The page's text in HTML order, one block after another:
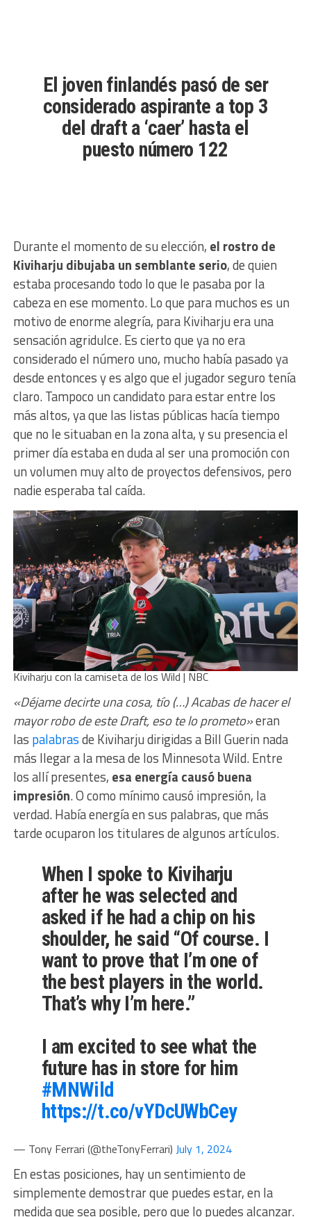
El joven finlandés pasó de ser
considerado aspirante a top 3
del draft a ‘caer’ hasta el
puesto número 122
Durante el momento de su elección, el rostro de
Kiviharju dibujaba un semblante serio, de quien
estaba procesando todo lo que le pasaba por la
cabeza en ese momento. Lo que para muchos es un
motivo de enorme alegría, para Kiviharju era una
sensación agridulce. Es cierto que ya no era
considerado el número uno, mucho había pasado ya
desde entonces y es algo que el jugador seguro tenía
claro. Tampoco un candidato para estar entre los
más altos, ya que las listas públicas hacía tiempo
que no le situaban en la zona alta, y su presencia el
primer día estaba en duda al ser una promoción con
un volumen muy alto de proyectos defensivos, pero
nadie esperaba tal caída.
Kiviharju con la camiseta de los Wild | NBC
«Déjame decirte una cosa, tío (…) Acabas de hacer el
mayor robo de este Draft, eso te lo prometo»eran
las palabrasde Kiviharju dirigidas a Bill Guerin nada
más llegar a la mesa de los Minnesota Wild. Entre
los allí presentes, esa energía causó buena
impresión. O como mínimo causó impresión, la
verdad. Había energía en sus palabras, que más
tarde ocuparon los titulares de algunos artículos.
When I spoke to Kiviharju
after he was selected and
asked if he had a chip on his
shoulder, he said “Of course. I
want to prove that I’m one of
the best players in the world.
That’s why I’m here.”
I am excited to see what the
future has in store for him
#MNWild
https://t.co/vYDcUWbCey
— Tony Ferrari (@theTonyFerrari) July 1, 2024
En estas posiciones, hay un sentimiento de
simplemente demostrar que puedes estar, en la
medida que sea posible, pero que lo puedes alcanzar.